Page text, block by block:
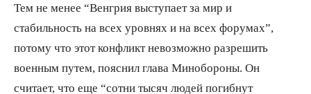
Тем не менее “Венгрия выступает за мир и
стабильность на всех уровнях и на всех форумах”,
потому что этот конфликт невозможно разрешить
военным путем, пояснил глава Минобороны. Он
считает, что еще “сотни тысяч людей погибнут